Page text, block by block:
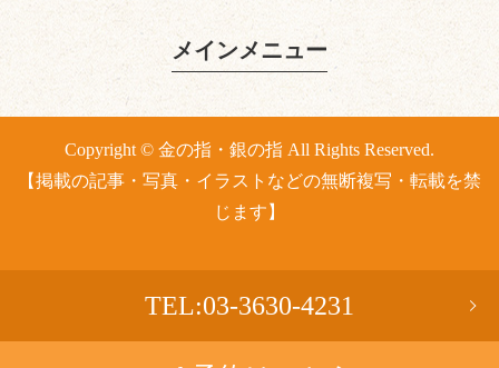
TEL:03-3630-4231
メインメニュー
Copyright © 金の指・銀の指 All Rights Reserved.
【掲載の記事・写真・イラストなどの無断複写・転載を禁
じます】